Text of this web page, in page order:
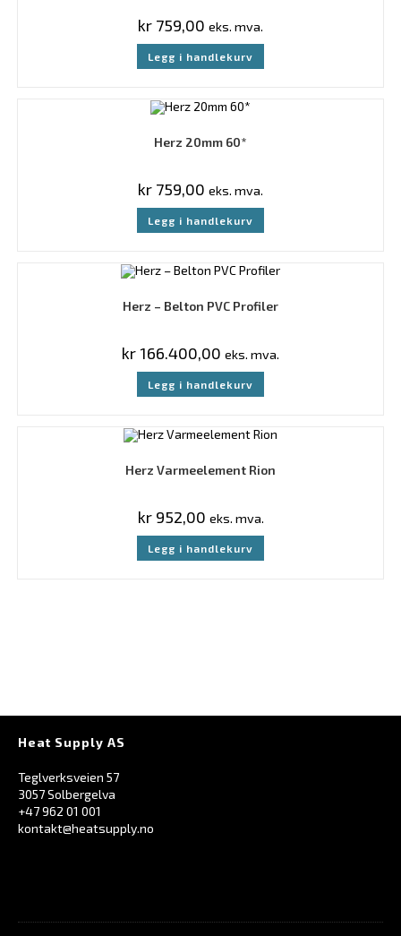
kr 759,00 eks. mva.
Legg i handlekurv
Herz 20mm 60*
kr 759,00 eks. mva.
Legg i handlekurv
Herz – Belton PVC Profiler
kr 166.400,00 eks. mva.
Legg i handlekurv
Herz Varmeelement Rion
kr952,00 eks. mva.
Legg i handlekurv
Heat Supply AS
Teglverksveien 57
3057 Solbergelva
+47 962 01 001
kontakt@heatsupply.no